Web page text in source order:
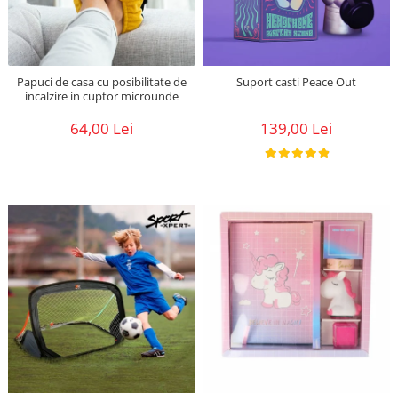
Papuci de casa cu posibilitate de
incalzire in cuptor microunde
64,00 Lei
Suport casti Peace Out
139,00 Lei